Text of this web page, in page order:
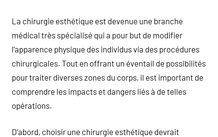
La chirurgie esthétique est devenue une branche
médical très spécialisé qui a pour but de modifier
l’apparence physique des individus via des procédures
chirurgicales. Tout en offrant un éventail de possibilités
pour traiter diverses zones du corps, il est important de
comprendre les impacts et dangers liés à de telles
opérations.
D’abord, choisir une chirurgie esthétique devrait